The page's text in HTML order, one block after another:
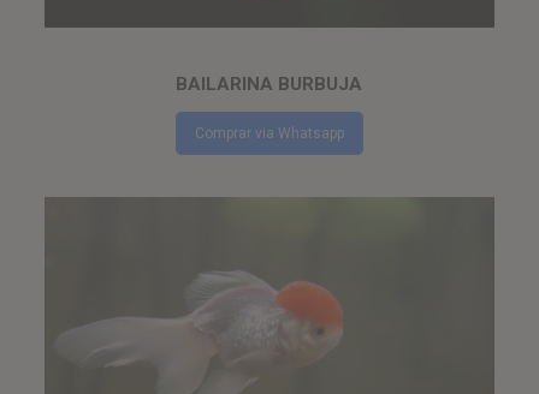
BAILARINA BURBUJA
Comprar via Whatsapp